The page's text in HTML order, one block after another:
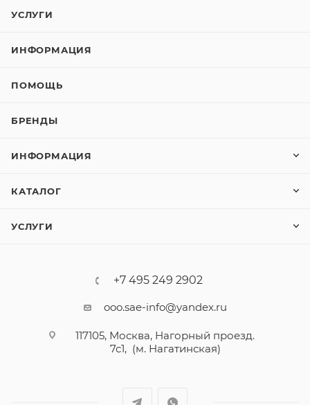
УСЛУГИ
ИНФОРМАЦИЯ
ПОМОЩЬ
БРЕНДЫ
ИНФОРМАЦИЯ
КАТАЛОГ
УСЛУГИ
+7 495 249 2902
ooo.sae-info@yandex.ru
117105, Москва, Нагорный проезд.
7с1, (м. Нагатинская)